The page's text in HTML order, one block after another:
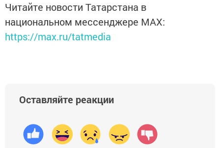
Читайте новости Татарстана в
национальном мессенджере MАХ:
https://max.ru/tatmedia
Оставляйте реакции